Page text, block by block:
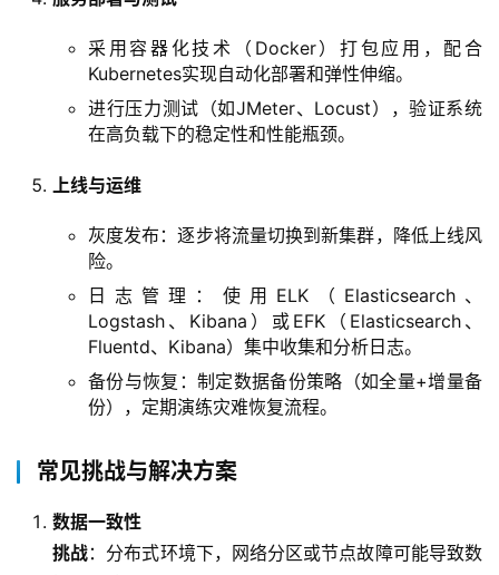
互
态
采用容器化技术（Docker）打包应用，配合
Kubernetes实现自动化部署和弹性伸缩。
进行压力测试（如JMeter、Locust），验证系统
在高负载下的稳定性和性能瓶颈。
上线与运维
灰度发布：逐步将流量切换到新集群，降低上线风
险。
日志管理：使用ELK（Elasticsearch、
Logstash、Kibana）或EFK（Elasticsearch、
Fluentd、Kibana）集中收集和分析日志。
备份与恢复：制定数据备份策略（如全量+增量备
份），定期演练灾难恢复流程。
常见挑战与解决方案
数据一致性
挑战：分布式环境下，网络分区或节点故障可能导致数